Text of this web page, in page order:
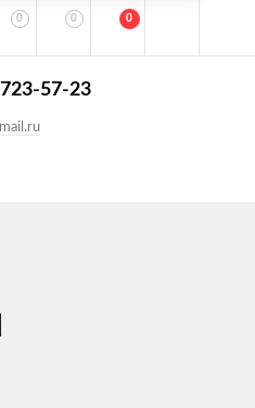
0 0 0
57-23